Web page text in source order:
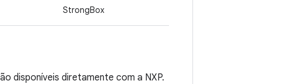
StrongBox
disponíveis diretamente com a NXP.